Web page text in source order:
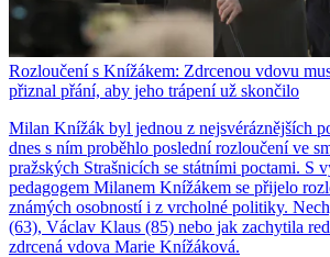
Rozloučení s Knížákem: Zdrcenou vdovu
přiznal přání, aby jeho trápení už skončilo
Milan Knížák byl jednou z nejsvéráznějších
dnes s ním proběhlo poslední rozloučení ve
pražských Strašnicích se státními poctami. S
pedagogem Milanem Knížákem se přijelo
známých osobností i z vrcholné politiky.
(63), Václav Klaus (85) nebo jak zachytila
zdrcená vdova Marie Knížáková.